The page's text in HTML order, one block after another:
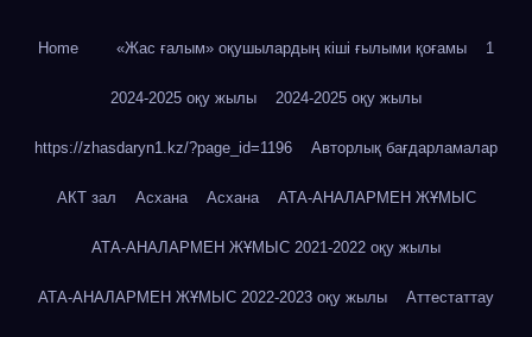
Home «Жас ғалым» оқушылардың кіші ғылыми қоғамы 1
2024-2025 оқу жылы 2024-2025 оқу жылы
https://zhasdaryn1.kz/?page_id=1196 Авторлық бағдарламалар
АКТ зал Асхана Асхана АТА-АНАЛАРМЕН ЖҰМЫС
АТА-АНАЛАРМЕН ЖҰМЫС 2021-2022 оқу жылы
АТА-АНАЛАРМЕН ЖҰМЫС 2022-2023 оқу жылы Аттестаттау